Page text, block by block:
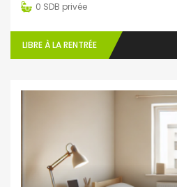
0 SDB privée
LIBRE À LA RENTRÉE